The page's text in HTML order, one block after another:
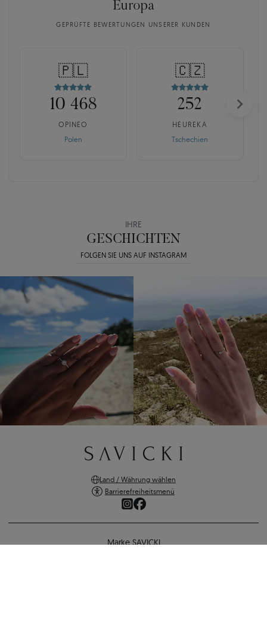
Europa
GEPRÜFTE BEWERTUNGEN UNSERER KUNDEN
🇵🇱
10 468
OPINEO
Polen
🇨🇿
252
HEUREKA
Tschechien
IHRE
GESCHICHTEN
FOLGEN SIE UNS AUF INSTAGRAM
Land / Währung wählen
Barrierefreiheitsmenü
Marke SAVICKI